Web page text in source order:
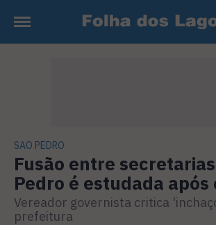
SAO PEDRO
Fusão entre
Pedro é estudada após
Vereador governista critica
prefeitura